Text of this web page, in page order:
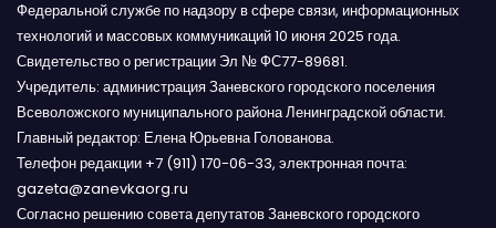
Федеральной службе по надзору в сфере связи, информационных
технологий и массовых коммуникаций 10 июня 2025 года.
Свидетельство о регистрации Эл № ФС77-89681.
Учредитель: администрация Заневского городского поселения
Всеволожского муниципального района Ленинградской области.
Главный редактор: Елена Юрьевна Голованова.
Телефон редакции +7 (911) 170-06-33, электронная почта:
gazeta@zanevkaorg.ru
Согласно решению совета депутатов Заневского городского